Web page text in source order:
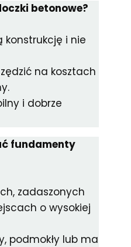
betonowe?
i nie
na kosztach
i dobrze
fundamenty
zadaszonych
o wysokiej
podmokły lub ma